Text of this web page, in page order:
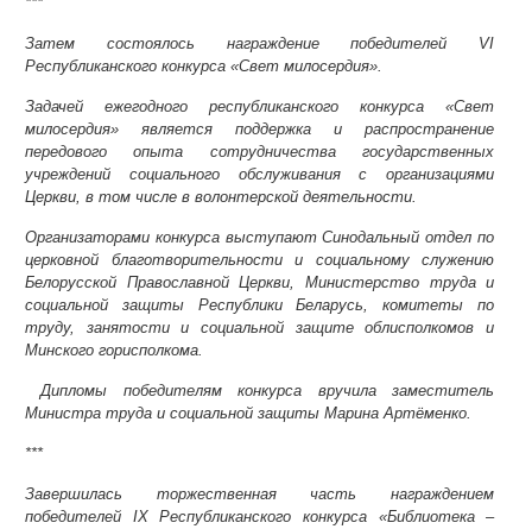
Затем состоялось награждение победителей VI
Республиканского конкурса «Свет милосердия».
Задачей ежегодного республиканского конкурса «Свет
милосердия» является поддержка и распространение
передового опыта сотрудничества государственных
учреждений социального обслуживания с организациями
Церкви, в том числе в волонтерской деятельности.
Организаторами конкурса выступают Синодальный отдел по
церковной благотворительности и социальному служению
Белорусской Православной Церкви, Министерство труда и
социальной защиты Республики Беларусь, комитеты по
труду, занятости и социальной защите облисполкомов и
Минского горисполкома.
Дипломы победителям конкурса вручила заместитель
Министра труда и социальной защиты Марина Артёменко.
***
Завершилась торжественная часть награждением
победителей IХ Республиканского конкурса «Библиотека –